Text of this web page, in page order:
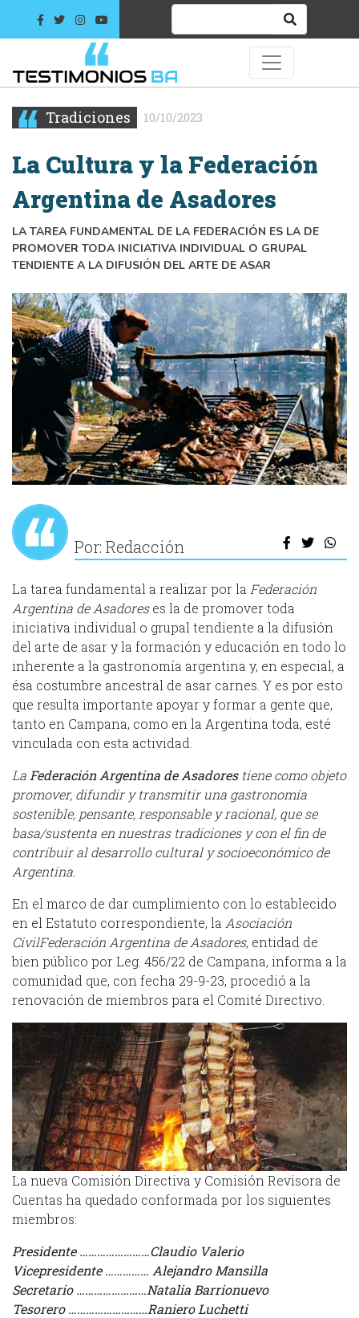
Tradiciones 10/10/2023
La Cultura y la Federación
Argentina de Asadores
LA TAREA FUNDAMENTAL DE LA FEDERACIÓN ES LA DE
PROMOVER TODA INICIATIVA INDIVIDUAL O GRUPAL
TENDIENTE A LA DIFUSIÓN DEL ARTE DE ASAR
Por: Redacción
La tarea fundamental a realizar por la Federación
Argentina de Asadoreses la de promover toda
iniciativa individual o grupal tendiente a la difusión
del arte de asar y la formación y educación en todo lo
inherente a la gastronomía argentina y, en especial, a
ésa costumbre ancestral de asar carnes. Y es por esto
que resulta importante apoyar y formar a gente que,
tanto en Campana, como en la Argentina toda, esté
vinculada con esta actividad.
La Federación Argentina de Asadorestiene como objeto
promover, difundir y transmitir una gastronomía
sostenible, pensante, responsable y racional, que se
basa/sustenta en nuestras tradiciones y con el fin de
contribuir al desarrollo cultural y socioeconómico de
Argentina.
En el marco de dar cumplimiento con lo establecido
en el Estatuto correspondiente, la Asociación
CivilFederación Argentina de Asadores, entidad de
bien público por Leg. 456/22 de Campana, informa a la
comunidad que, con fecha 29-9-23, procedió a la
renovación de miembros para el Comité Directivo.
La nueva Comisión Directiva y Comisión Revisora de
Cuentas ha quedado conformada por los siguientes
miembros:
Presidente ……………………Claudio Valerio
Vicepresidente …………… Alejandro Mansilla
Secretario ……………………Natalia Barrionuevo
Tesorero ………………………Raniero Luchetti